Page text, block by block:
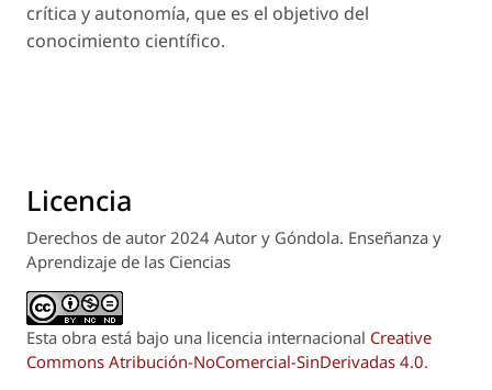
crítica y autonomía, que es el objetivo del
conocimiento científico.
Licencia
Derechos de autor 2024 Autor y Góndola. Enseñanza y
Aprendizaje de las Ciencias
Esta obra está bajo una licencia internacional Creative
Commons Atribución-NoComercial-SinDerivadas 4.0.